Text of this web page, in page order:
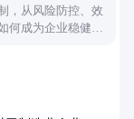
，从风险防控、效
何成为企业稳健运